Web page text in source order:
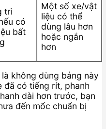
trì
có
bất
Một số xe/vật
liệu có thể
dùng lâu hơn
hoặc ngắn
hơn
không dùng bảng này
đã có tiếng rít, phanh
dài hơn trước, bạn
đến mốc chuẩn bị